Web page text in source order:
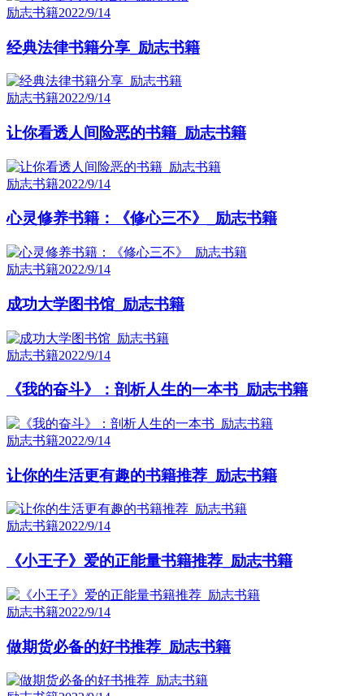
励志书籍2022/9/14
经典法律书籍分享_励志书籍
励志书籍2022/9/14
让你看透人间险恶的书籍_励志书籍
励志书籍2022/9/14
心灵修养书籍：《修心三不》_励志书籍
励志书籍2022/9/14
成功大学图书馆_励志书籍
励志书籍2022/9/14
《我的奋斗》：剖析人生的一本书_励志书籍
励志书籍2022/9/14
让你的生活更有趣的书籍推荐_励志书籍
励志书籍2022/9/14
《小王子》爱的正能量书籍推荐_励志书籍
励志书籍2022/9/14
做期货必备的好书推荐_励志书籍